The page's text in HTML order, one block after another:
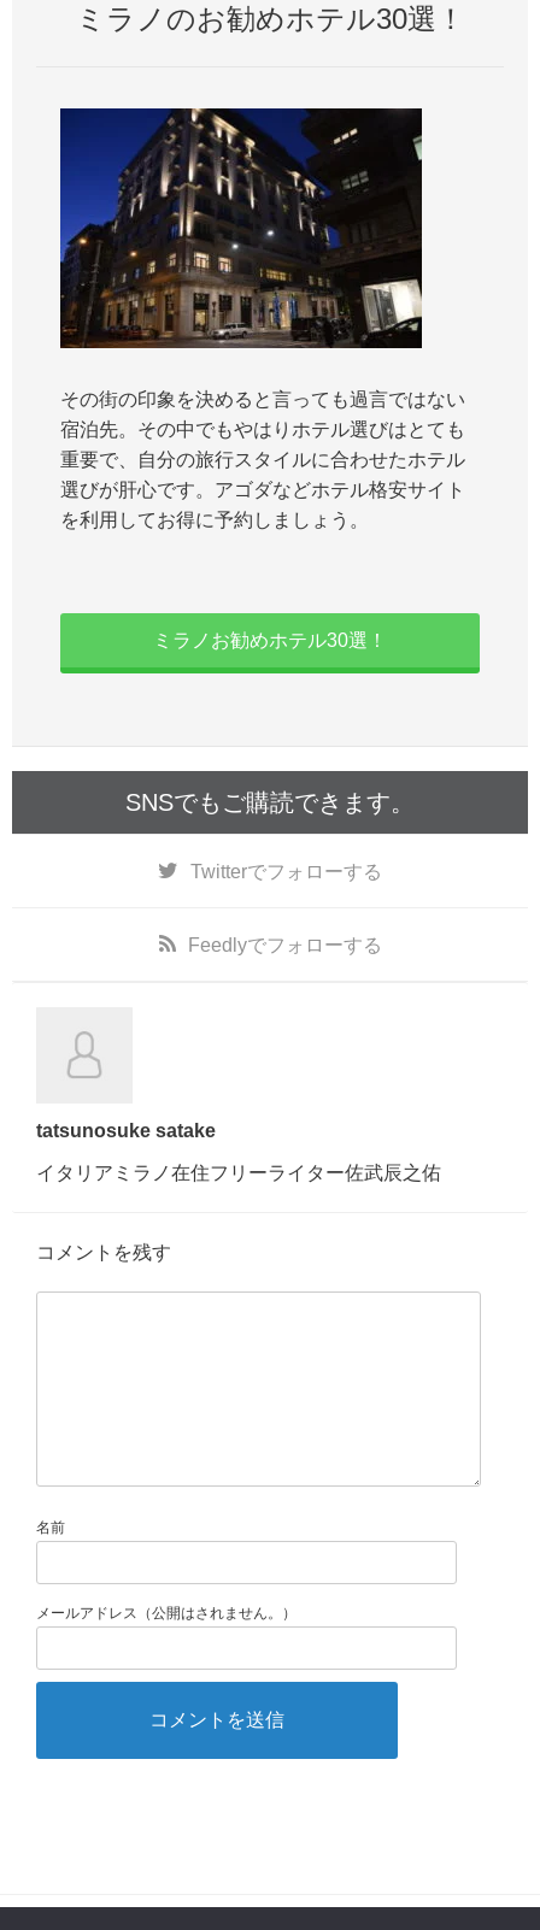
ミラノのお勧めホテル30選！
その街の印象を決めると言っても過言ではない
宿泊先。その中でもやはりホテル選びはとても
重要で、自分の旅行スタイルに合わせたホテル
選びが肝心です。アゴダなどホテル格安サイト
を利用してお得に予約しましょう。
ミラノお勧めホテル30選！
SNSでもご購読できます。
Twitterでフォローする
Feedlyでフォローする
tatsunosuke satake
イタリアミラノ在住フリーライター佐武辰之佑
コメントを残す
名前
メールアドレス（公開はされません。）